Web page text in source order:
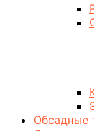
Обсадные